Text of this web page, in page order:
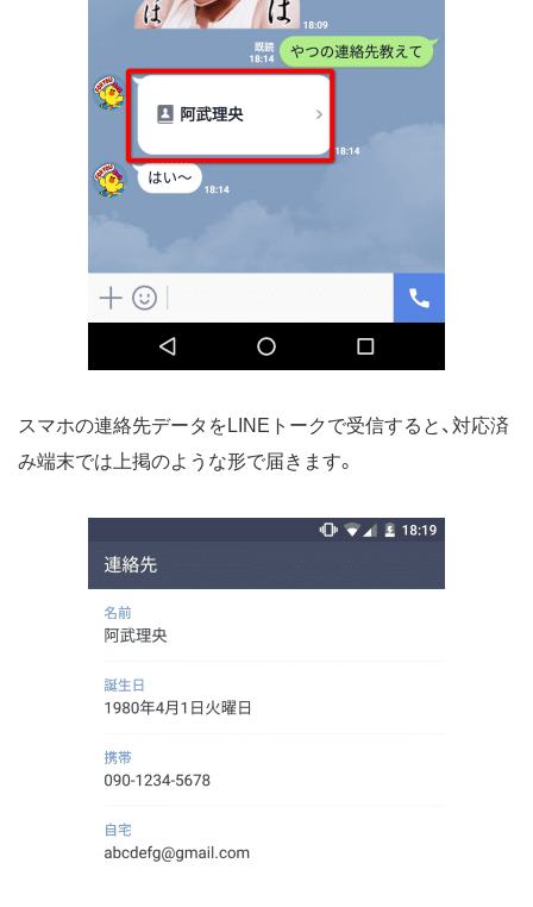
スマホの連絡先データをLINEトークで受信すると、対応済
み端末では上掲のような形で届きます。